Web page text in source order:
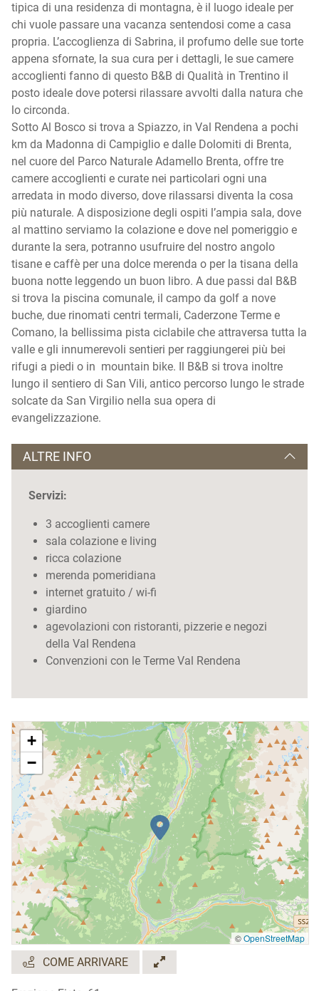
tipica di una residenza di montagna, è il luogo ideale per
chi vuole passare una vacanza sentendosi come a casa
propria. L’accoglienza di Sabrina, il profumo delle sue torte
appena sfornate, la sua cura per i dettagli, le sue camere
accoglienti fanno di questo B&B di Qualità in Trentino il
posto ideale dove potersi rilassare avvolti dalla natura che
lo circonda.
Sotto Al Bosco si trova a Spiazzo, in Val Rendena a pochi
km da Madonna di Campiglio e dalle Dolomiti di Brenta,
nel cuore del Parco Naturale Adamello Brenta, offre tre
camere accoglienti e curate nei particolari ogni una
arredata in modo diverso, dove rilassarsi diventa la cosa
più naturale. A disposizione degli ospiti l’ampia sala, dove
al mattino serviamo la colazione e dove nel pomeriggio e
durante la sera, potranno usufruire del nostro angolo
tisane e caffè per una dolce merenda o per la tisana della
buona notte leggendo un buon libro. A due passi dal B&B
si trova la piscina comunale, il campo da golf a nove
buche, due rinomati centri termali, Caderzone Terme e
Comano, la bellissima pista ciclabile che attraversa tutta la
valle e gli innumerevoli sentieri per raggiungerei più bei
rifugi a piedi o in mountain bike. Il B&B si trova inoltre
lungo il sentiero di San Vili, antico percorso lungo le strade
solcate da San Virgilio nella sua opera di
evangelizzazione.
ALTRE INFO
Servizi:
3 accoglienti camere
sala colazione e living
ricca colazione
merenda pomeridiana
internet gratuito / wi-fi
giardino
agevolazioni con ristoranti, pizzerie e negozi
della Val Rendena
Convenzioni con le Terme Val Rendena
+
−
©OpenStreetMap
COME ARRIVARE